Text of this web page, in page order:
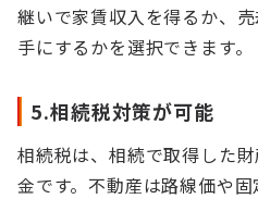
継いで家賃収入を得るか、
手にするかを選択できます。
5.相続税対策が可能
相続税は、相続で取得した
金です。不動産は路線価や